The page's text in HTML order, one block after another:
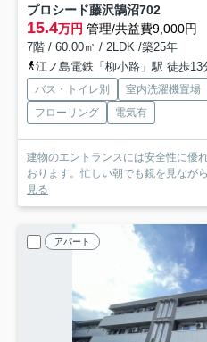
プロシード藤沢鵠沼702
15.4万円 管理/共益費9,000円
7階 / 60.00㎡ / 2LDK /築25年
江ノ島電鉄「柳小路」駅 徒歩13
バス・トイレ別 室内洗濯機置場
フローリング
電気有
建物のエントランスには安全性に優
おります。忙しい朝でも鏡を見なが
見る
アパート